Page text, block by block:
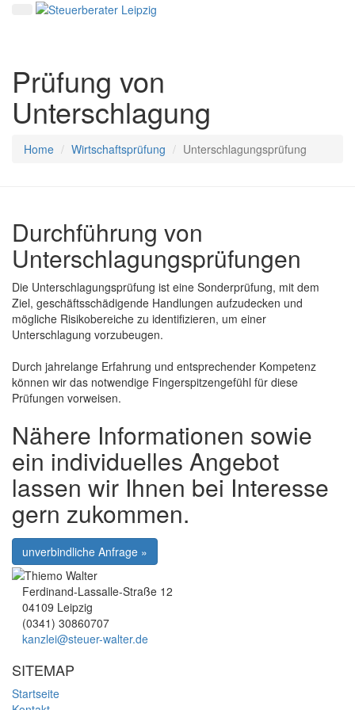
Prüfung von
Unterschlagung
Home Wirtschaftsprüfung Unterschlagungsprüfung
Durchführung von
Unterschlagungsprüfungen
Die Unterschlagungsprüfung ist eine Sonderprüfung, mit dem
Ziel, geschäftsschädigende Handlungen aufzudecken und
mögliche Risikobereiche zu identifizieren, um einer
Unterschlagung vorzubeugen.
Durch jahrelange Erfahrung und entsprechender Kompetenz
können wir das notwendige Fingerspitzengefühl für diese
Prüfungen vorweisen.
Nähere Informationen sowie
ein individuelles Angebot
lassen wir Ihnen bei Interesse
gern zukommen.
unverbindliche Anfrage »
Ferdinand-Lassalle-Straße 12
04109 Leipzig
(0341) 30860707
kanzlei@steuer-walter.de
SITEMAP
Startseite